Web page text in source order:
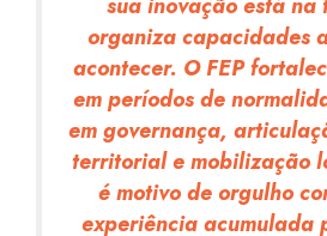
sua inovação está na
organiza capacidades
acontecer. O FEP
em períodos de
em governança,
territorial e mobilização
é motivo de orgulho
experiência acumulada